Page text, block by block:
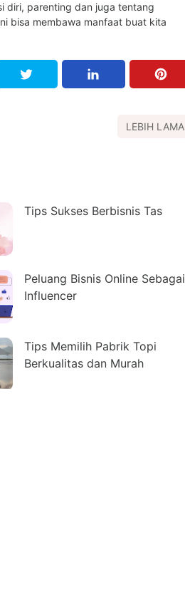
diri, parenting dan juga tentang
bisa membawa manfaat buat kita
LEBIH LAMA
Tips Sukses Berbisnis Tas
Peluang Bisnis Online Sebagai
Influencer
Tips Memilih Pabrik Topi
Berkualitas dan Murah